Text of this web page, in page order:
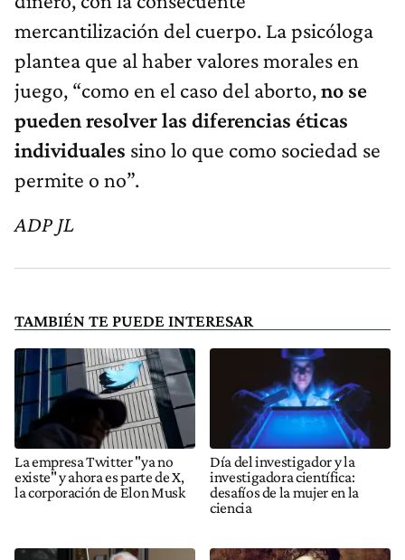
mercantilización del cuerpo. La psicóloga
plantea que al haber valores morales en
juego, “como en el caso del aborto,no se
pueden resolver las diferencias éticas
individuales sino lo que como sociedad se
permite o no”.
ADP JL
TAMBIÉN TE PUEDE INTERESAR
La empresa Twitter "ya no
existe" y ahora es parte de X,
la corporación de Elon Musk
Día del investigador y la
investigadora científica:
desafíos de la mujer en la
ciencia